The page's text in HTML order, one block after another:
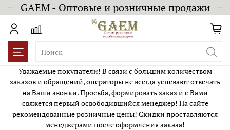
GAEM - Оптовые и розничные продажи
Уважаемые покупатели! В связи с большим количеством
заказов и обращений, операторы не всегда успевают отвечать
на Ваши звонки. Просьба, формировать заказ и с Вами
свяжется первый освободившийся менеджер! На сайте
рекомендованные розничные цены! Скидки проставляются
менеджерами после оформления заказа!